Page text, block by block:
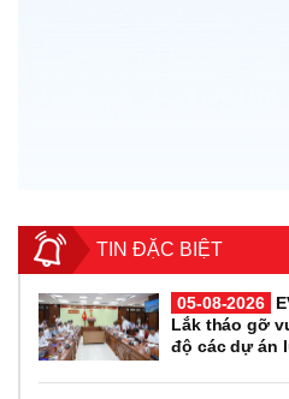
TIN ĐẶC BIỆT
05-08-2026
Lắk tháo gỡ
độ các dự án